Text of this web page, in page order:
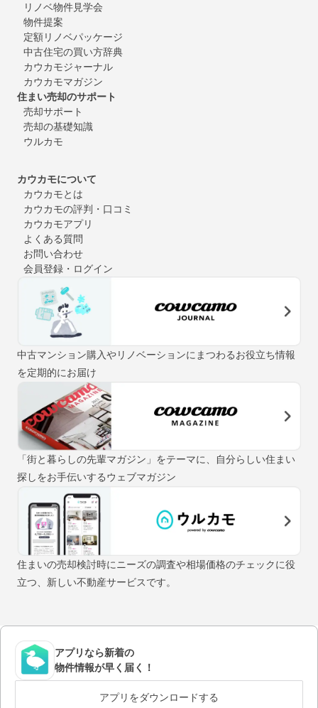
リノベ物件見学会
物件提案
定額リノベパッケージ
中古住宅の買い方辞典
カウカモジャーナル
カウカモマガジン
住まい売却のサポート
売却サポート
売却の基礎知識
ウルカモ
カウカモについて
カウカモとは
カウカモの評判・口コミ
カウカモアプリ
よくある質問
お問い合わせ
会員登録・ログイン
中古マンション購入やリノベーションにまつわるお役立ち情報
を定期的にお届け
「街と暮らしの先輩マガジン」をテーマに、自分らしい住まい
探しをお手伝いするウェブマガジン
住まいの売却検討時にニーズの調査や相場価格のチェックに役
立つ、新しい不動産サービスです。
アプリなら新着の
物件情報が早く届く！
アプリをダウンロードする